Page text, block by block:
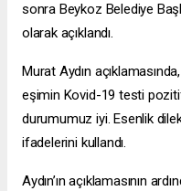
sonra Beykoz Belediye
olarak açıklandı.
Murat Aydın
eşimin Kovid-19 testi
durumumuz iyi. Esenlik
ifadelerini kullandı.
Aydın’ın açıklamasının